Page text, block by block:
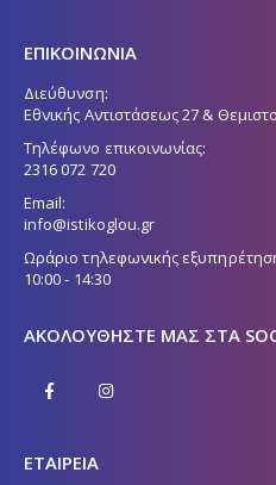
ΕΠΙΚΟΙΝΩΝΙΑ
Διεύθυνση:
Εθνικής Αντιστάσεως 27 &
Τηλέφωνο επικοινωνίας:
2316 072 720
Email:
info@istikoglou.gr
Ωράριο τηλεφωνικής
10:00 - 14:30
ΑΚΟΛΟΥΘΉΣΤΕ ΜΑΣ ΣΤΑ
ΕΤΑΙΡΕΙΑ